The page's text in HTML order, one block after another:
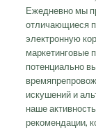
Ежедневно мы
отличающиеся
электронную
маркетинговые
потенциально
искушений и
наше
рекомендации,